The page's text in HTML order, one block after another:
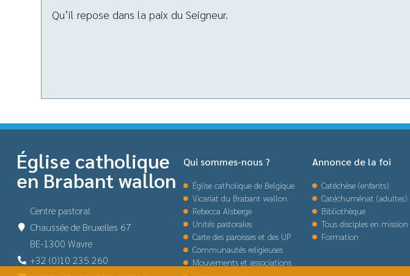
Qu’il repose dans la paix du Seigneur.
Église catholique
en Brabant wallon
Centre pastoral
Chaussée de Bruxelles 67
BE-1300 Wavre
+32 (0)10 235 260
Qui sommes-nous ?
Église catholique de Belgique
Vicariat du Brabant wallon
Rebecca Alsberge
Unités pastorales
Carte des paroisses et des UP
Communautés religieuses
Mouvements et associations
Annonce de la foi
Catéchèse (enfants)
Catéchuménat (adultes)
Bibliothèque
Tous disciples en mission
Formation